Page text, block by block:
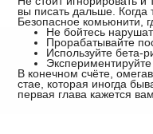
вы писать дальше. Когда
Безопасное комьюнити,
Не бойтесь
Прорабатывайте
Используйте бета-
В конечном счёте,
стае, которая иногда
первая глава кажется